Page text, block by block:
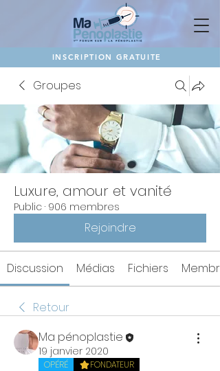
INSCRIPTION GRATUITE
Groupes
Luxure, amour et vanité
Public · 906 membres
Rejoindre
Discussion Médias Fichiers
Retour
Ma pénoplastie
19 janvier 2020
OPÉRÉ FONDATEUR